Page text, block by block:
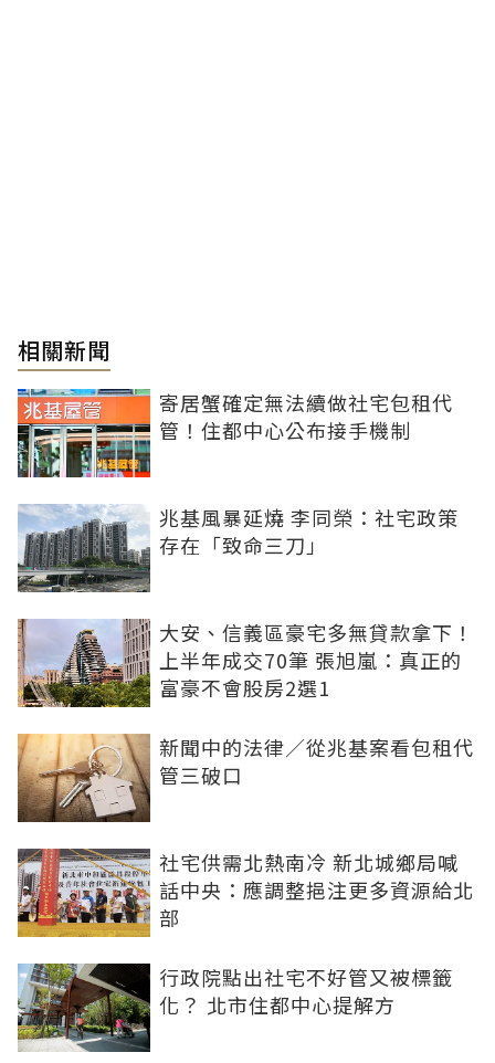
相關新聞
寄居蟹確定無法續做社宅包租代
管！住都中心公布接手機制
兆基風暴延燒 李同榮：社宅政策
存在「致命三刀」
大安、信義區豪宅多無貸款拿下！
上半年成交70筆 張旭嵐：真正的
富豪不會股房2選1
新聞中的法律／從兆基案看包租代
管三破口
社宅供需北熱南冷 新北城鄉局喊
話中央：應調整挹注更多資源給北
部
行政院點出社宅不好管又被標籤
化？ 北市住都中心提解方